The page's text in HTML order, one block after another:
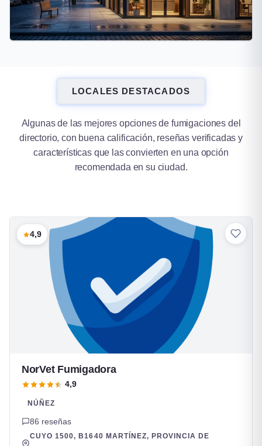
Lomas de Zamora
16 fumigaciones
LOCALES DESTACADOS
Algunas de las mejores opciones de fumigaciones del
directorio, con buena calificación, reseñas verificadas y
características que las convierten en una opción
recomendada en su ciudad.
4,9
NorVet Fumigadora
4,9
NÚÑEZ
86 reseñas
CUYO 1500, B1640 MARTÍNEZ, PROVINCIA DE